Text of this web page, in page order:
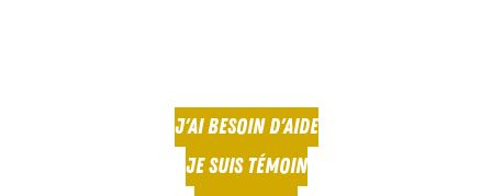
J'AI BESOIN D'AIDE
JE SUIS TÉMOIN